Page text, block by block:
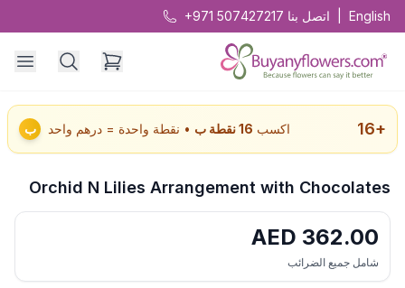
English اتصل بنا +971 507427217
+
16 اكسب 16نقطة ب • نقطة واحدة = درهم واحد ب
Orchid N Lilies Arrangement with Chocolates
362.00
شامل جميع الضرائب